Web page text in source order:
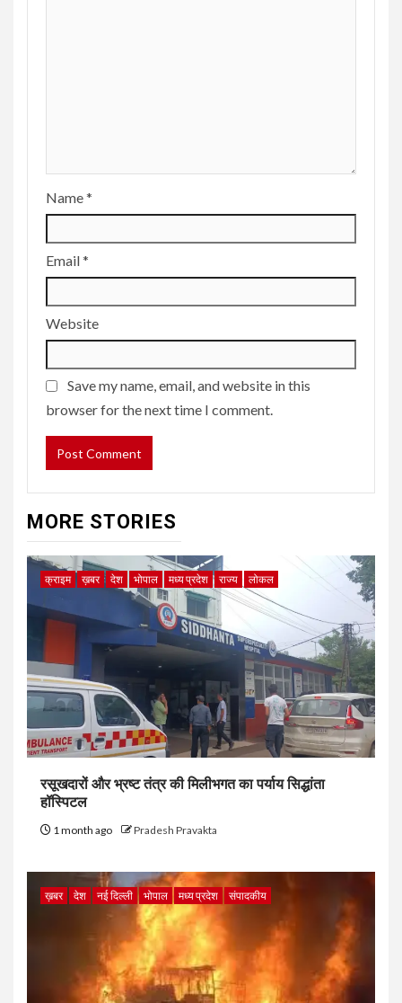
Name*
Email*
Website
Save my name, email, and website in this
browser for the next time I comment.
MORE STORIES
क्राइम ख़बर देश भोपाल मध्य प्रदेश राज्य लोकल
रसूखदारों और भ्रष्ट तंत्र की मिलीभगत का पर्याय सिद्धांता
हॉस्पिटल
1 month ago Pradesh Pravakta
ख़बर देश नई दिल्ली भोपाल मध्य प्रदेश संपादकीय